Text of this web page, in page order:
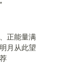
正能量满
月从此望